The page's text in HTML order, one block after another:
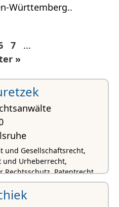
Württemberg..
7
...
»
und Gesellschaftsrecht,
und Urheberrecht,
Rechtsschutz, Patentrecht,